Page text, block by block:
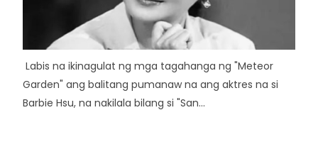
Labis na ikinagulat ng mga tagahanga ng "Meteor
Garden" ang balitang pumanaw na ang aktres na si
Barbie Hsu, na nakilala bilang si "San...